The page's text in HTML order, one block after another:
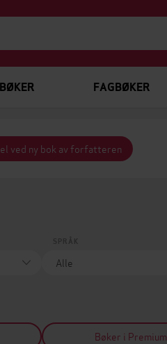
FAGBØKER
ved ny bok av forfatteren
Bøker i Premium